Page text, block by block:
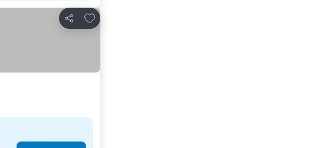
Partilhar
Adicionar aos favoritos